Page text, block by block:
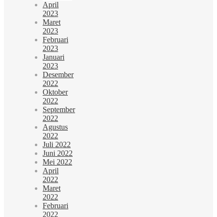
April
2023
Maret
2023
Februari
2023
Januari
2023
Desember
2022
Oktober
2022
September
2022
Agustus
2022
Juli 2022
Juni 2022
Mei 2022
April
2022
Maret
2022
Februari
2022